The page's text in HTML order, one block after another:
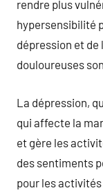
rendre plus
hypersensibilité
dépression et de
douloureuses
La dépression,
qui affecte la
et gère les
des sentiments
pour les